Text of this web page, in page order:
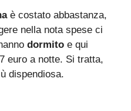
è costato abbastanza,
nella nota spese ci
dormito e qui
euro a notte. Si tratta,
dispendiosa.